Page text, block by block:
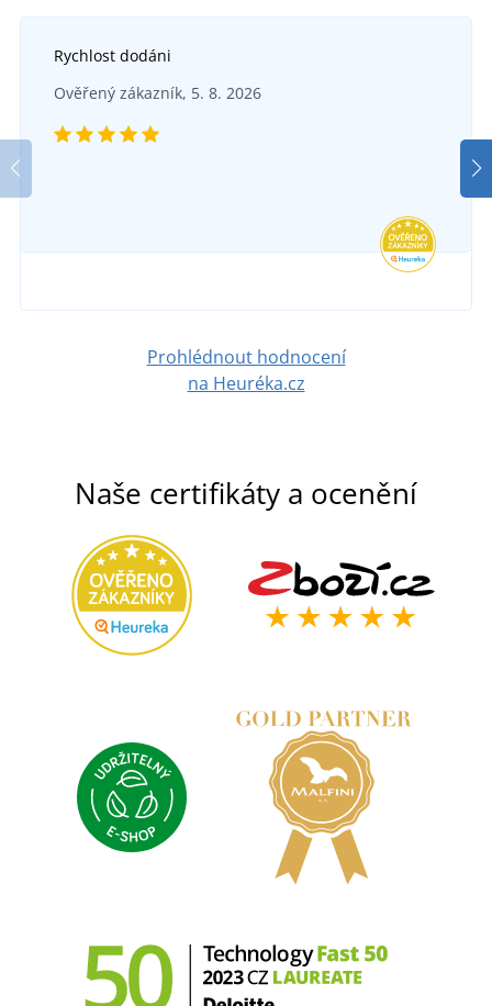
Rychlost dodáni
Ověřený zákazník, 5. 8. 2026
Prohlédnout hodnocení
na Heuréka.cz
Naše certifikáty a ocenění